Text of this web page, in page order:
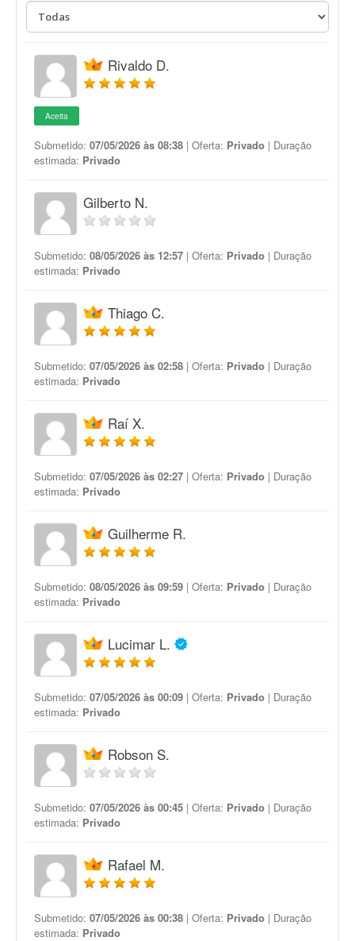
Rivaldo D.
Aceita
Submetido: 07/05/2026 às 08:38 | Oferta: Privado | Duração
estimada: Privado
Gilberto N.
Submetido: 08/05/2026 às 12:57 | Oferta: Privado | Duração
estimada: Privado
Thiago C.
Submetido: 07/05/2026 às 02:58 | Oferta: Privado | Duração
estimada: Privado
Raí X.
Submetido: 07/05/2026 às 02:27 | Oferta: Privado | Duração
estimada: Privado
Guilherme R.
Submetido: 08/05/2026 às 09:59 | Oferta: Privado | Duração
estimada: Privado
Lucimar L.
Submetido: 07/05/2026 às 00:09 | Oferta: Privado | Duração
estimada: Privado
Robson S.
Submetido: 07/05/2026 às 00:45 | Oferta: Privado | Duração
estimada: Privado
Rafael M.
Submetido: 07/05/2026 às 00:38 | Oferta: Privado | Duração
estimada: Privado